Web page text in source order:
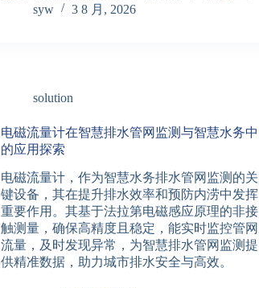
syw
3 8 月, 2026
solution
电磁流量计在智慧排水管网监测与智慧水务中
的应用探索
电磁流量计，作为智慧水务排水管网监测的关
键设备，其在提升排水效率和预防内涝中发挥
重要作用。其基于法拉第电磁感应原理的非接
触测量，确保高精度且稳定，能实时监控管网
流量，及时发现异常，为智慧排水管网监测提
供精准数据，助力城市排水安全与高效。